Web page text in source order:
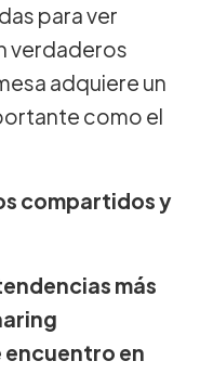
para ver
verdaderos
adquiere un
como el
compartidos y
más
encuentro en